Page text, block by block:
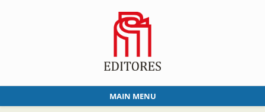
MAIN MENU